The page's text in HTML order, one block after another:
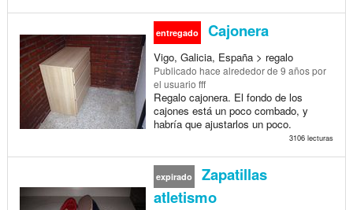
entregado Cajonera
Vigo, Galicia, España > regalo
Publicado hace alrededor de 9 añospor
el usuario fff
Regalo cajonera. El fondo de los
cajones está un poco combado, y
habría que ajustarlos un poco.
3106 lecturas
expirado
Zapatillas
atletismo